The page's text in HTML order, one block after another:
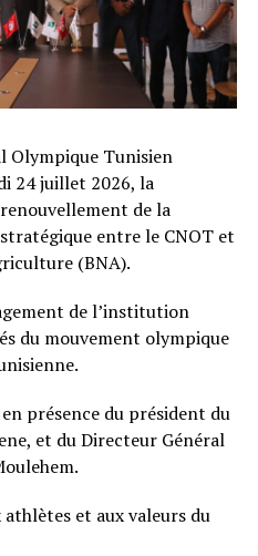
Olympique Tunisien
24 juillet 2026, la
de la
entre le CNOT et
(BNA).
de l’institution
du mouvement olympique
présence du président du
et du Directeur Général
et aux valeurs du